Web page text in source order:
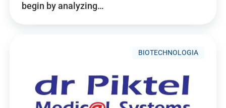
begin by analyzing…
BIOTECHNOLOGIA